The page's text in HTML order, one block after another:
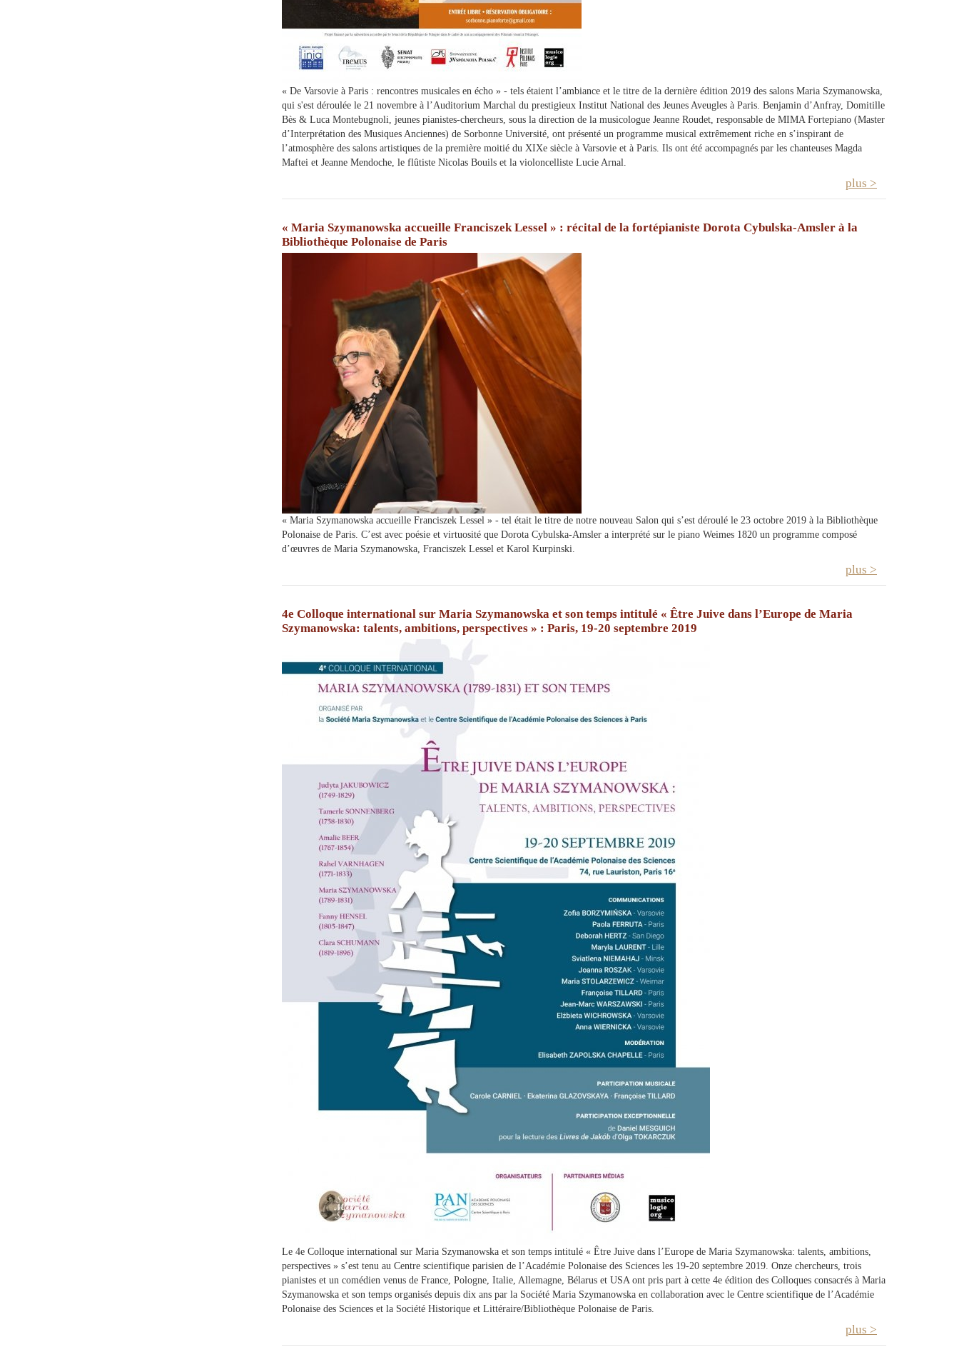
« De Varsovie à Paris : rencontres musicales en écho » - tels étaient l’ambiance et le titre de la dernière édition 2019 des salons Maria Szymanowska,
qui s'est déroulée le 21 novembre à l’Auditorium Marchal du prestigieux Institut National des Jeunes Aveugles à Paris. Benjamin d’Anfray, Domitille
Bès & Luca Montebugnoli, jeunes pianistes-chercheurs, sous la direction de la musicologue Jeanne Roudet, responsable de MIMA Fortepiano (Master
d’Interprétation des Musiques Anciennes) de Sorbonne Université, ont présenté un programme musical extrêmement riche en s’inspirant de
l’atmosphère des salons artistiques de la première moitié du XIXe siècle à Varsovie et à Paris. Ils ont été accompagnés par les chanteuses Magda
Maftei et Jeanne Mendoche, le flûtiste Nicolas Bouils et la violoncelliste Lucie Arnal.
plus >
« Maria Szymanowska accueille Franciszek Lessel » : récital de la fortépianiste Dorota Cybulska-Amsler à la
Bibliothèque Polonaise de Paris
« Maria Szymanowska accueille Franciszek Lessel » - tel était le titre de notre nouveau Salon qui s’est déroulé le 23 octobre 2019 à la Bibliothèque
Polonaise de Paris. C’est avec poésie et virtuosité que Dorota Cybulska-Amsler a interprété sur le piano Weimes 1820 un programme composé
d’œuvres de Maria Szymanowska, Franciszek Lessel et Karol Kurpinski.
plus >
4e Colloque international sur Maria Szymanowska et son temps intitulé « Être Juive dans l’Europe de Maria
Szymanowska: talents, ambitions, perspectives » : Paris, 19-20 septembre 2019
Le 4e Colloque international sur Maria Szymanowska et son temps intitulé « Être Juive dans l’Europe de Maria Szymanowska: talents, ambitions,
perspectives » s’est tenu au Centre scientifique parisien de l’Académie Polonaise des Sciences les 19-20 septembre 2019. Onze chercheurs, trois
pianistes et un comédien venus de France, Pologne, Italie, Allemagne, Bélarus et USA ont pris part à cette 4e édition des Colloques consacrés à Maria
Szymanowska et son temps organisés depuis dix ans par la Société Maria Szymanowska en collaboration avec le Centre scientifique de l’Académie
Polonaise des Sciences et la Société Historique et Littéraire/Bibliothèque Polonaise de Paris.
plus >